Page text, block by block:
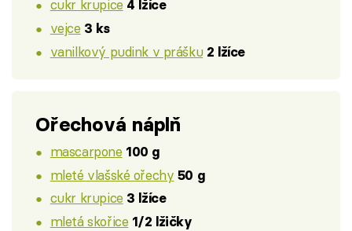
cukr krupice 4 lžíce
vejce 3 ks
vanilkový pudink v prášku 2 lžíce
Ořechová náplň
mascarpone 100 g
mleté vlašské ořechy 50 g
cukr krupice 3 lžíce
mletá skořice 1/2 lžičky